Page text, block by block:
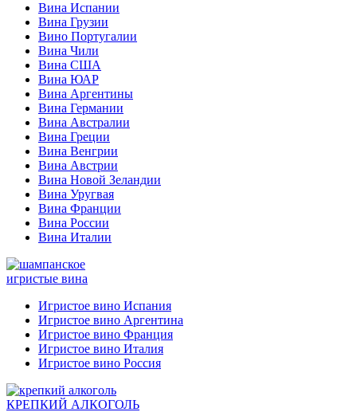
Вина Испании
Вина Грузии
Вино Португалии
Вина Чили
Вина США
Вина ЮАР
Вина Аргентины
Вина Германии
Вина Австралии
Вина Греции
Вина Венгрии
Вина Австрии
Вина Новой Зеландии
Вина Уругвая
Вина Франции
Вина России
Вина Италии
игристые вина
Игристое вино Испания
Игристое вино Аргентина
Игристое вино Франция
Игристое вино Италия
Игристое вино Россия
КРЕПКИЙ АЛКОГОЛЬ